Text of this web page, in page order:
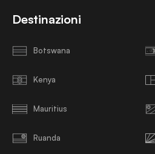
Destinazioni
Botswana
Kenya
Mauritius
Ruanda